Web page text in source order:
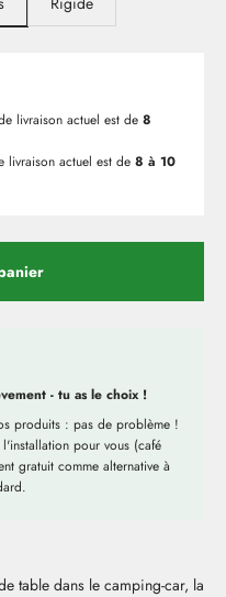
livraison actuel est de 8
livraison actuel est de 8 à 10
- tu as le choix !
produits : pas de problème !
pour vous (café
gratuit comme alternative à
table dans le camping-car, la